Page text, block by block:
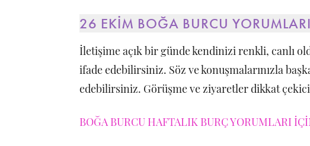
26 EKİM BOĞA BURCU YORUMLARI
İletişime açık bir günde kendinizi renkli, canlı
ifade edebilirsiniz. Söz ve konuşmalarınızla
edebilirsiniz. Görüşme ve ziyaretler dikkat
BOĞA BURCU HAFTALIK BURÇ YORUMLARI